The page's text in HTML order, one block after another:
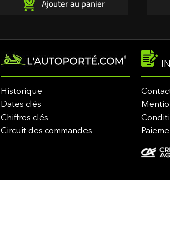
Ajouter au panier
Historique
Dates clés
Chiffres clés
Circuit des commandes